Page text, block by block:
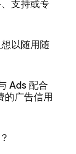
支持或专
以随用随
Ads 配合
的广告信用